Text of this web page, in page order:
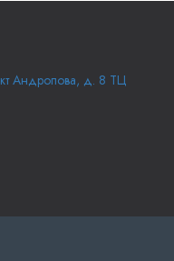
Андропова, д. 8 ТЦ